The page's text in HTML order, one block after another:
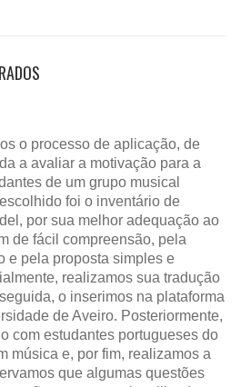
o processo de aplicação, de
a avaliar a motivação para a
de um grupo musical
foi o inventário de
por sua melhor adequação ao
de fácil compreensão, pela
e pela proposta simples e
realizamos sua tradução
o inserimos na plataforma
de Aveiro. Posteriormente,
com estudantes portugueses do
música e, por fim, realizamos a
que algumas questões